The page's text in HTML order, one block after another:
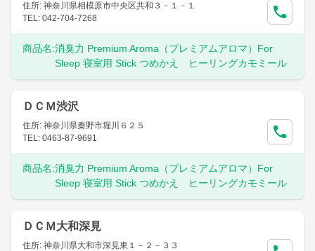
住所: 神奈川県相模原市中央区共和３－１－１
TEL: 042-704-7268
商品名:消臭力 Premium Aroma（プレミアムアロマ）For
Sleep 寝室用 Stick つめかえ ヒーリングカモミール
ＤＣＭ渋沢
住所: 神奈川県秦野市堀川６２５
TEL: 0463-87-9691
商品名:消臭力 Premium Aroma（プレミアムアロマ）For
Sleep 寝室用 Stick つめかえ ヒーリングカモミール
ＤＣＭ大和深見
住所: 神奈川県大和市深見東１－２－３３